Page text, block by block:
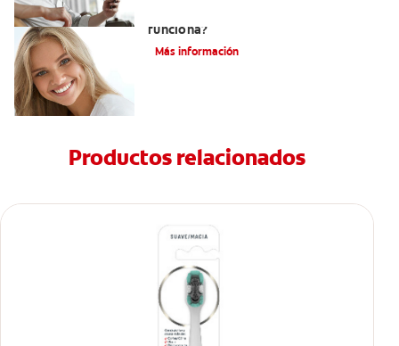
funciona?
Más información
Productos relacionados